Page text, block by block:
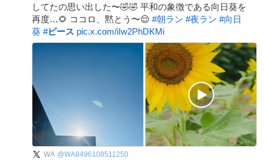
してたの思い出した〜🤣🤣 平和の象徴である向日葵を
再度…🌻 ココロ、黙とう〜😌 #朝ラン #夜ラン #向日
葵 #ピース pic.x.com/iIw2PhDKMi
WA @WA8496108511250